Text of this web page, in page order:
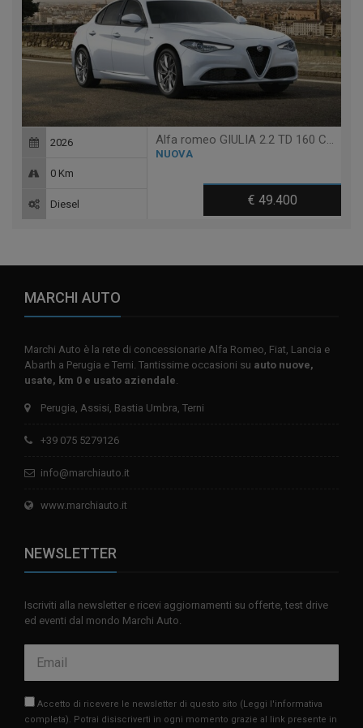
Alfa romeo GIULIA 2.2 TD 160 CV AT8 Q4 VELOCE
NUOVA
€ 49.400
2026
0 Km
Diesel
MARCHI AUTO
Marchi Auto è la rete di concessionarie Alfa Romeo, Fiat, Lancia e
Abarth a Perugia e Terni. Tantissime occasioni su auto nuove,
usate, km 0 e usato aziendale
Perugia, Assisi, Bastia Umbra, Terni
+39 075 5279126
info@marchiauto.it
www.marchiauto.it
NEWSLETTER
Iscriviti alla newsletter e ricevi aggiornamenti su offerte, test drive
ed eventi dal mondo Marchi Auto.
Accetto di ricevere le newsletter di questo sito (Leggi l'informativa
completa). Potrai disiscriverti in ogni momento grazie al link presente in